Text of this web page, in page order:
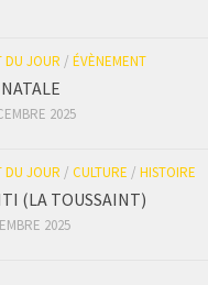
DU JOUR / ÉVÈNEMENT
2025
DU JOUR / CULTURE / HISTOIRE
(LA TOUSSAINT)
2025